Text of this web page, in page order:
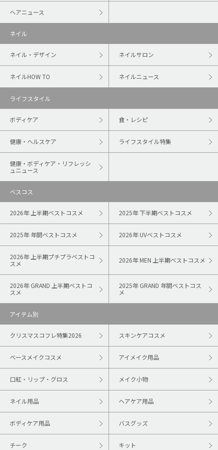
ヘアニュース
ネイル
ネイル・デザイン ネイルサロン
ネイルHOW TO ネイルニュース
ライフスタイル
ボディケア 食・レシピ
健康・ヘルスケア ライフスタイル特集
健康・ボディケア・リフレッシ
ュニュース
ベスコス
2026年 上半期ベストコスメ 2025年 下半期ベストコスメ
2025年 年間ベストコスメ 2026年 UVベストコスメ
2026年 上半期プチプラベストコ
スメ
2026年 MEN 上半期ベストコスメ
2026年 GRAND 上半期ベストコ
スメ
2025年 GRAND 年間ベストコス
メ
アイテム別
クリスマスコフレ特集2026 スキンケアコスメ
ベースメイクコスメ アイメイク用品
口紅・リップ・グロス メイク小物
ネイル用品 ヘアケア用品
ボディケア用品 バスグッズ
チーク キット